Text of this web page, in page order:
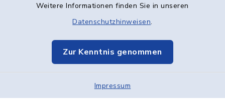
Weitere Informationen finden Sie in unseren
Datenschutzhinweisen.
Zur Kenntnis genommen
Impressum
Datenschutz
Elektronische Kommunikation
Sitemap